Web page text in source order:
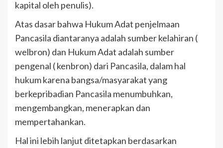
kapital oleh penulis).
Atas dasar bahwa Hukum Adat penjelmaan
Pancasila diantaranya adalah sumber kelahiran (
welbron) dan Hukum Adat adalah sumber
pengenal ( kenbron) dari Pancasila, dalam hal
hukum karena bangsa/masyarakat yang
berkepribadian Pancasila menumbuhkan,
mengembangkan, menerapkan dan
mempertahankan.
Hal ini lebih lanjut ditetapkan berdasarkan